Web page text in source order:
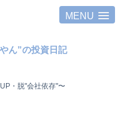
MENU
ん”の投資日記
・脱"会社依存"〜